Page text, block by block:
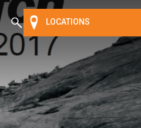
LOCATIONS